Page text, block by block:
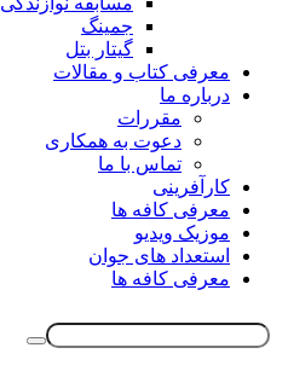
جمینگ
گیتار بتل
معرفی کتاب و مقالات
درباره ما
مقررات
دعوت به همکاری
تماس با ما
کارآفرینی
معرفی کافه ها
موزیک ویدیو
استعداد های جوان
معرفی کافه ها